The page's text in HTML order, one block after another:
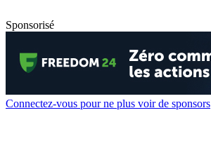
Sponsorisé
Connectez-vous pour ne plus voir de sponsors